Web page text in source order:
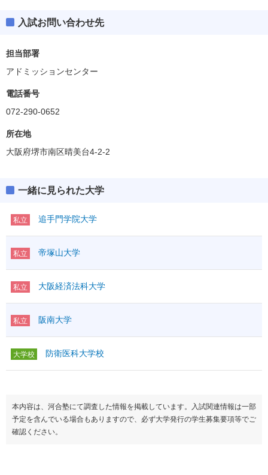
入試お問い合わせ先
担当部署
アドミッションセンター
電話番号
072-290-0652
所在地
大阪府堺市南区晴美台4-2-2
一緒に見られた大学
私立 追手門学院大学
私立 帝塚山大学
私立 大阪経済法科大学
私立 阪南大学
大学校 防衛医科大学校
本内容は、河合塾にて調査した情報を掲載しています。入試関連情報は一部
予定を含んでいる場合もありますので、必ず大学発行の学生募集要項等でご
確認ください。